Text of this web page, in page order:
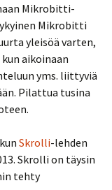
Mikrobitti-
Mikrobitti
yleisöä varten,
aikoinaan
yms. liittyviä
Pilattua tusina
Skrolli-lehden
Skrolli on täysin
tehty